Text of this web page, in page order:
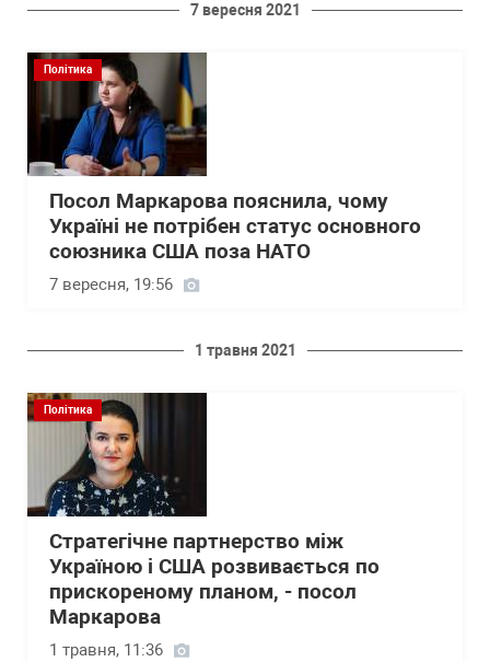
7 вересня 2021
Політика
Посол Маркарова пояснила, чому
Україні не потрібен статус основного
союзника США поза НАТО
7 вересня, 19:56
1 травня 2021
Політика
Стратегічне партнерство між
Україною і США розвивається по
прискореному планом, - посол
Маркарова
1 травня, 11:36